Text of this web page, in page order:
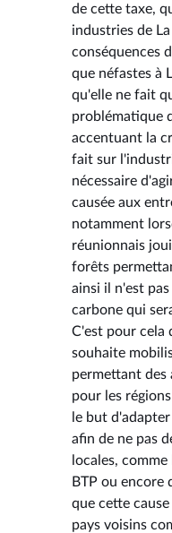
de cette taxe,
industries de
conséquences
que néfastes à
qu'elle ne fait
problématique
accentuant la
fait sur
nécessaire
causée aux
notamment
réunionnais
forêts
ainsi il n'est
carbone qui
C'est pour cela
souhaite
permettant des
pour les
le but
afin de ne pas
locales,
BTP ou encore
que cette
pays voisins